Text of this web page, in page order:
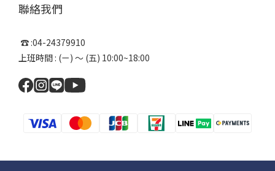
聯絡我們
☎ :04-24379910
上班時間 : (ㄧ) ～ (五) 10:00~18:00